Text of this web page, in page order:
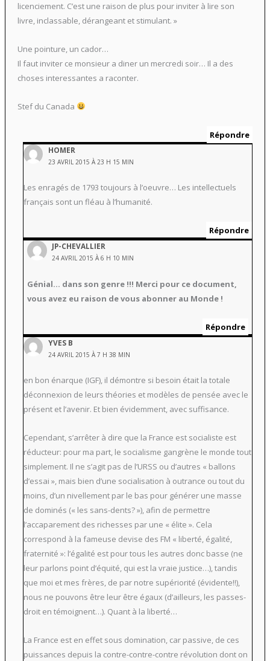
licenciement. C’est une raison de plus pour inviter à lire son
livre, inclassable, dérangeant et stimulant. »
Une pointure, un cador…
Il faut inviter ce monsieur a diner un mercredi soir… Il a des
choses interessantes a raconter.
Stef du Canada
Répondre
HOMER
23 AVRIL 2015 À 23 H 15 MIN
Les enragés de 1793 toujours à l’oeuvre… Les intellectuels
français sont un fléau à l’humanité.
Répondre
JP-CHEVALLIER
24 AVRIL 2015 À 6 H 10 MIN
Génial… dans son genre !!! Merci pour ce document,
vous avez eu raison de vous abonner au Monde !
Répondre
YVES B
24 AVRIL 2015 À 7 H 38 MIN
en bon énarque (IGF), il démontre si besoin était la totale
déconnexion de leurs théories et modèles de pensée avec le
présent et l’avenir. Et bien évidemment, avec suffisance.
Cependant, s’arrêter à dire que la France est socialiste est
réducteur: pour ma part, le socialisme gangrène le monde tout
simplement. Il ne s’agit pas de l’URSS ou d’autres « ballons
d’essai », mais bien d’une socialisation à outrance ou tout du
moins, d’un nivellement par le bas pour générer une masse
de dominés (« les sans-dents? »), afin de permettre
l’accaparement des richesses par une « élite ». Cela
correspond à la fameuse devise des FM « liberté, égalité,
fraternité »: l’égalité est pour tous les autres donc basse (ne
leur parlons point d’équité, qui est la vraie justice…), tandis
que moi et mes frères, de par notre supériorité (évidente!!),
nous ne pouvons être leur être égaux (d’ailleurs, les passes-
droit en témoignent…). Quant à la liberté…
La France est en effet sous domination, car passive, de ces
puissances depuis la contre-contre-contre révolution dont on